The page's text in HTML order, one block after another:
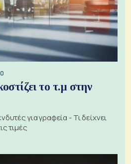
το τ.μ στην
για γραφεία - Τι δείχνει
τιμές